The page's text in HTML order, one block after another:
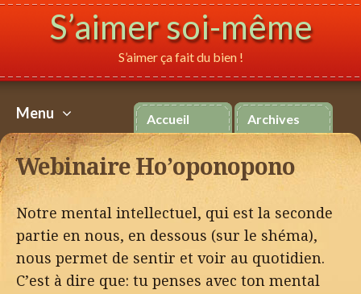
S’aimer soi-même
S’aimer ça fait du bien !
Menu
Aller
au
contenu
Accueil Archives
Español Italiano
Webinaire Ho’oponopono
Notre mental intellectuel, qui est la seconde
partie en nous, en dessous (sur le shéma),
nous permet de sentir et voir au quotidien.
C’est à dire que: tu penses avec ton mental